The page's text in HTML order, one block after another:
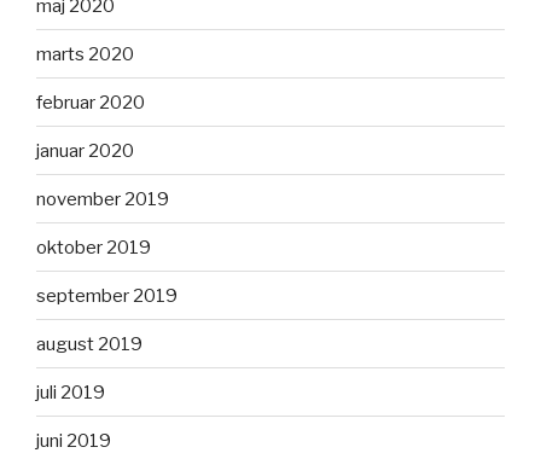
maj 2020
marts 2020
februar 2020
januar 2020
november 2019
oktober 2019
september 2019
august 2019
juli 2019
juni 2019